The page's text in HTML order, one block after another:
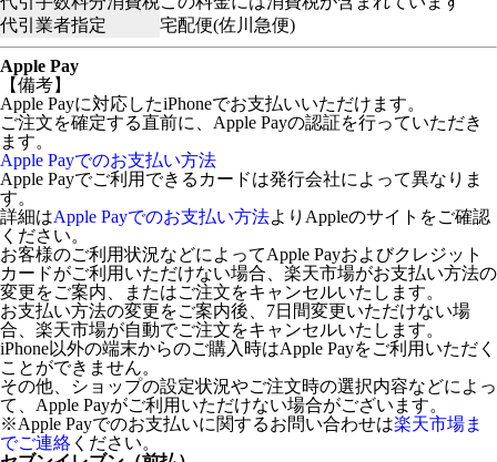
代引業者指定
宅配便(佐川急便)
Apple Pay
【備考】
Apple Payに対応したiPhoneでお支払いいただけます。
ご注文を確定する直前に、Apple Payの認証を行っていただき
ます。
Apple Payでのお支払い方法
Apple Payでご利用できるカードは発行会社によって異なりま
す。
詳細はApple Payでのお支払い方法よりAppleのサイトをご確認
ください。
お客様のご利用状況などによってApple Payおよびクレジット
カードがご利用いただけない場合、楽天市場がお支払い方法の
変更をご案内、またはご注文をキャンセルいたします。
お支払い方法の変更をご案内後、7日間変更いただけない場
合、楽天市場が自動でご注文をキャンセルいたします。
iPhone以外の端末からのご購入時はApple Payをご利用いただく
ことができません。
その他、ショップの設定状況やご注文時の選択内容などによっ
て、Apple Payがご利用いただけない場合がございます。
※Apple Payでのお支払いに関するお問い合わせは楽天市場ま
でご連絡 ください。